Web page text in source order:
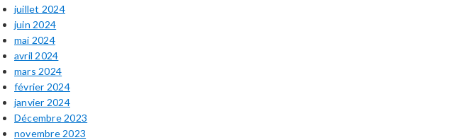
juillet 2024
juin 2024
mai 2024
avril 2024
mars 2024
février 2024
janvier 2024
Décembre 2023
novembre 2023